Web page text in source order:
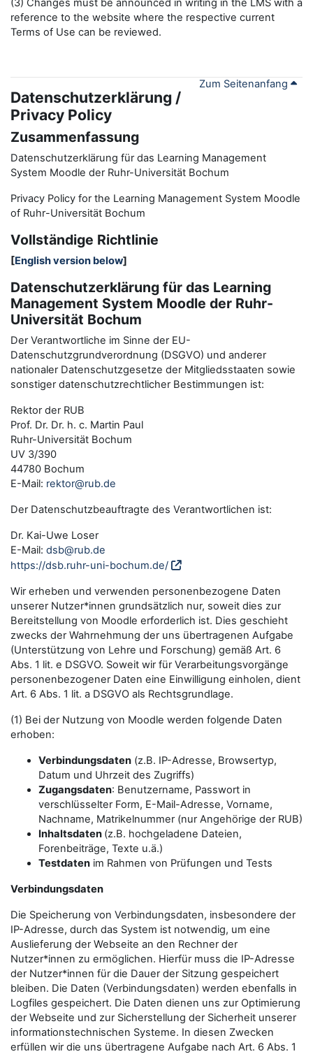
(3) Changes must be announced in writing in the LMS with a
reference to the website where the respective current
Terms of Use can be reviewed.
Zum Seitenanfang
Datenschutzerklärung /
Privacy Policy
Zusammenfassung
Datenschutzerklärung für das Learning Management
System Moodle der Ruhr-Universität Bochum
Privacy Policy for the Learning Management System Moodle
of Ruhr-Universität Bochum
Vollständige Richtlinie
[English version below]
Datenschutzerklärung für das Learning
Management System Moodle der Ruhr-
Universität Bochum
Der Verantwortliche im Sinne der EU-
Datenschutzgrundverordnung (DSGVO) und anderer
nationaler Datenschutzgesetze der Mitgliedsstaaten sowie
sonstiger datenschutzrechtlicher Bestimmungen ist:
Rektor der RUB
Prof. Dr. Dr. h. c. Martin Paul
Ruhr-Universität Bochum
UV 3/390
44780 Bochum
E-Mail: rektor@rub.de
Der Datenschutzbeauftragte des Verantwortlichen ist:
Dr. Kai-Uwe Loser
E-Mail: dsb@rub.de
https://dsb.ruhr-uni-bochum.de/
Wir erheben und verwenden personenbezogene Daten
unserer Nutzer*innen grundsätzlich nur, soweit dies zur
Bereitstellung von Moodle erforderlich ist. Dies geschieht
zwecks der Wahrnehmung der uns übertragenen Aufgabe
(Unterstützung von Lehre und Forschung) gemäß Art. 6
Abs. 1 lit. e DSGVO. Soweit wir für Verarbeitungsvorgänge
personenbezogener Daten eine Einwilligung einholen, dient
Art. 6 Abs. 1 lit. a DSGVO als Rechtsgrundlage.
(1) Bei der Nutzung von Moodle werden folgende Daten
erhoben:
Verbindungsdaten (z.B. IP-Adresse, Browsertyp,
Datum und Uhrzeit des Zugriffs)
Zugangsdaten: Benutzername, Passwort in
verschlüsselter Form, E-Mail-Adresse, Vorname,
Nachname, Matrikelnummer (nur Angehörige der RUB)
Inhaltsdaten (z.B. hochgeladene Dateien,
Forenbeiträge, Texte u.ä.)
Testdaten im Rahmen von Prüfungen und Tests
Verbindungsdaten
Die Speicherung von Verbindungsdaten, insbesondere der
IP-Adresse, durch das System ist notwendig, um eine
Auslieferung der Webseite an den Rechner der
Nutzer*innen zu ermöglichen. Hierfür muss die IP-Adresse
der Nutzer*innen für die Dauer der Sitzung gespeichert
bleiben. Die Daten (Verbindungsdaten) werden ebenfalls in
Logfiles gespeichert. Die Daten dienen uns zur Optimierung
der Webseite und zur Sicherstellung der Sicherheit unserer
informationstechnischen Systeme. In diesen Zwecken
erfüllen wir die uns übertragene Aufgabe nach Art. 6 Abs. 1